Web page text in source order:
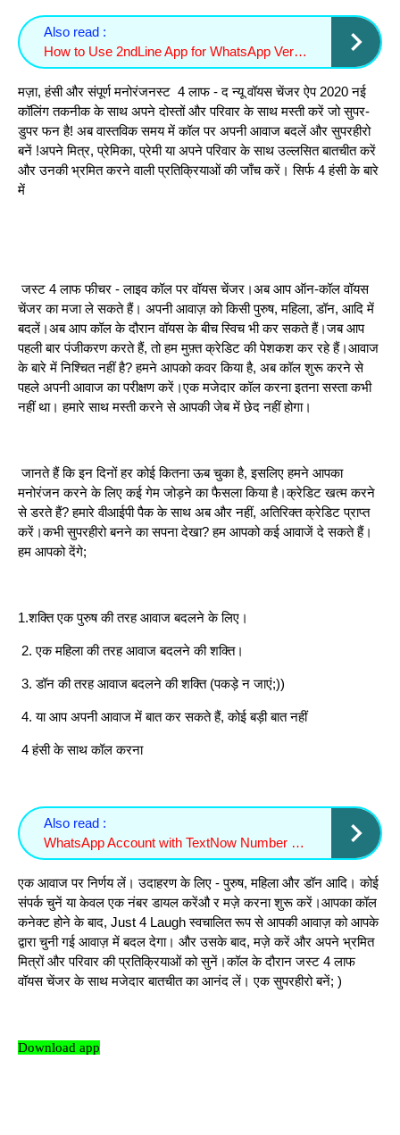
Also read :
How to Use 2ndLine App for WhatsApp Verification | Free Virtual Number Guide 2025
मज़ा, हंसी और संपूर्ण मनोरंजनस्ट 4 लाफ - द न्यू वॉयस चेंजर ऐप 2020 नई
कॉलिंग तकनीक के साथ अपने दोस्तों और परिवार के साथ मस्ती करें जो सुपर-
डुपर फन है! अब वास्तविक समय में कॉल पर अपनी आवाज बदलें और सुपरहीरो
बनें !अपने मित्र, प्रेमिका, प्रेमी या अपने परिवार के साथ उल्लसित बातचीत करें
और उनकी भ्रमित करने वाली प्रतिक्रियाओं की जाँच करें। सिर्फ 4 हंसी के बारे
में
जस्ट 4 लाफ फीचर - लाइव कॉल पर वॉयस चेंजर।अब आप ऑन-कॉल वॉयस
चेंजर का मजा ले सकते हैं। अपनी आवाज़ को किसी पुरुष, महिला, डॉन, आदि में
बदलें।अब आप कॉल के दौरान वॉयस के बीच स्विच भी कर सकते हैं।जब आप
पहली बार पंजीकरण करते हैं, तो हम मुफ़्त क्रेडिट की पेशकश कर रहे हैं।आवाज
के बारे में निश्चित नहीं है? हमने आपको कवर किया है, अब कॉल शुरू करने से
पहले अपनी आवाज का परीक्षण करें।एक मजेदार कॉल करना इतना सस्ता कभी
नहीं था। हमारे साथ मस्ती करने से आपकी जेब में छेद नहीं होगा।
जानते हैं कि इन दिनों हर कोई कितना ऊब चुका है, इसलिए हमने आपका
मनोरंजन करने के लिए कई गेम जोड़ने का फैसला किया है।क्रेडिट खत्म करने
से डरते हैं? हमारे वीआईपी पैक के साथ अब और नहीं, अतिरिक्त क्रेडिट प्राप्त
करें।कभी सुपरहीरो बनने का सपना देखा? हम आपको कई आवाजें दे सकते हैं।
हम आपको देंगे;
1.शक्ति एक पुरुष की तरह आवाज बदलने के लिए।
2. एक महिला की तरह आवाज बदलने की शक्ति।
3. डॉन की तरह आवाज बदलने की शक्ति (पकड़े न जाएं;))
4. या आप अपनी आवाज में बात कर सकते हैं, कोई बड़ी बात नहीं
4 हंसी के साथ कॉल करना
Also read :
WhatsApp Account with TextNow Number – Full Guide 2025
एक आवाज पर निर्णय लें। उदाहरण के लिए - पुरुष, महिला और डॉन आदि। कोई
संपर्क चुनें या केवल एक नंबर डायल करेंऔ र मज़े करना शुरू करें।आपका कॉल
कनेक्ट होने के बाद, Just 4 Laugh स्वचालित रूप से आपकी आवाज़ को आपके
द्वारा चुनी गई आवाज़ में बदल देगा। और उसके बाद, मज़े करें और अपने भ्रमित
मित्रों और परिवार की प्रतिक्रियाओं को सुनें।कॉल के दौरान जस्ट 4 लाफ
वॉयस चेंजर के साथ मजेदार बातचीत का आनंद लें। एक सुपरहीरो बनें; )
Download app